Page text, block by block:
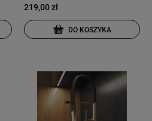
219,00 zł
DO KOSZYKA